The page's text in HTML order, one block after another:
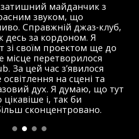
затишний майданчик з
звуком, що
Справжній джаз-клуб,
десь за кордоном. Я
зі своїм проектом ще до
місце перетворилося
За цей час з’явилося
на сцені та
дух. Я думаю, що тут
цікавіше і, так би
сконцентровано.